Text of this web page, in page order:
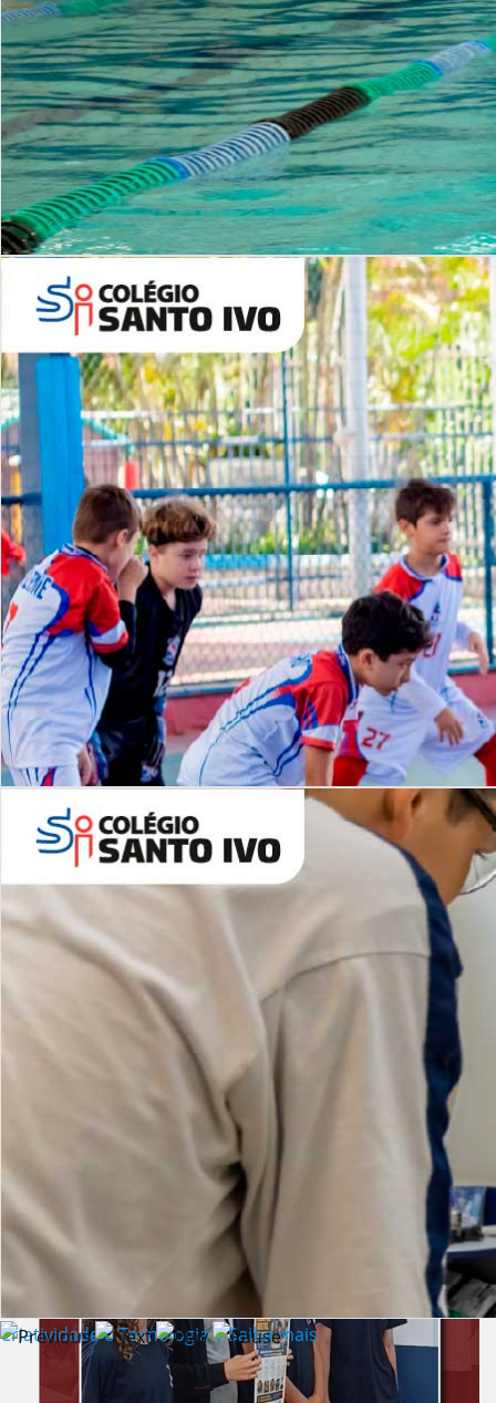
Período Integral | Saiba mais
Desafios | Saiba mais
Criatividade e Tecnologia | Saiba mais
INSTITUCIONAL
Lista de vídeos
NOSSOCANAL